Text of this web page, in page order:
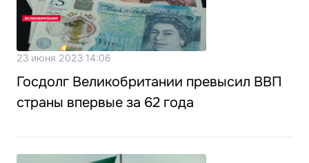
23 июня 2023 14:06
Госдолг Великобритании превысил ВВП
страны впервые за 62 года